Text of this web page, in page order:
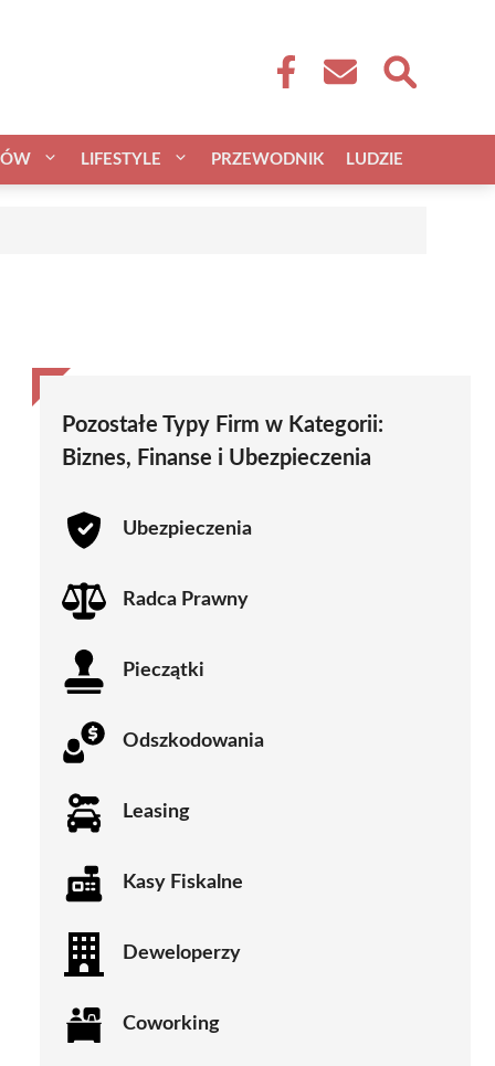
LIFESTYLE PRZEWODNIK LUDZIE
Pozostałe Typy Firm w Kategorii:
Biznes, Finanse i Ubezpieczenia
Ubezpieczenia
Radca Prawny
Pieczątki
Odszkodowania
Leasing
Kasy Fiskalne
Deweloperzy
Coworking